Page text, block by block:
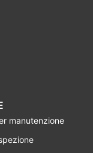
manutenzione